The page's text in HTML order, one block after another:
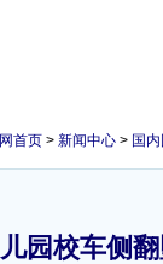
首页 > 新闻中心 > 国
园校车侧